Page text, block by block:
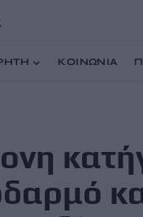
ΚΟΙΝΩΝΙΑ